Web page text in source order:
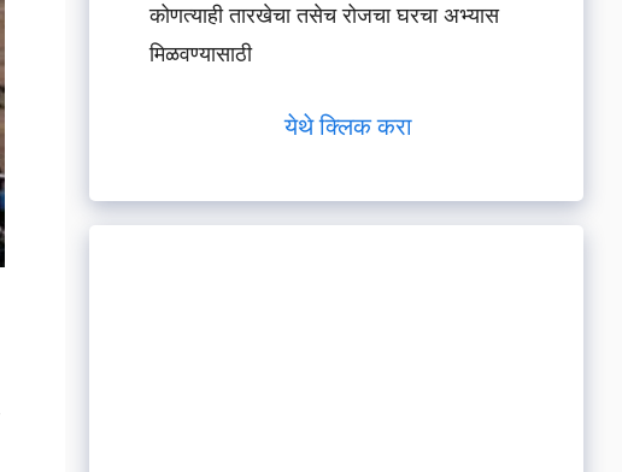
कोणत्याही तारखेचा तसेच रोजचा घरचा अभ्यास
मिळवण्यासाठी
येथे क्लिक करा